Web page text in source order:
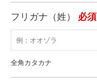
フリガナ（姓） 必須
全角カタカナ